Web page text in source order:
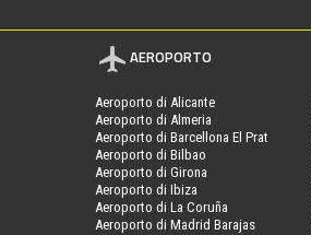
AEROPORTO
Aeroporto di Alicante
Aeroporto di Almeria
Aeroporto di Barcellona El Prat
Aeroporto di Bilbao
Aeroporto di Girona
Aeroporto di Ibiza
Aeroporto di La Coruña
Aeroporto di Madrid Barajas